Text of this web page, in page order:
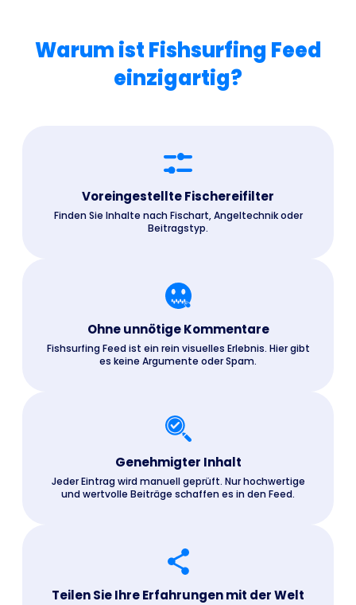
Warum ist Fishsurfing Feed
einzigartig?
Voreingestellte Fischereifilter
Finden Sie Inhalte nach Fischart, Angeltechnik oder
Beitragstyp.
Ohne unnötige Kommentare
Fishsurfing Feed ist ein rein visuelles Erlebnis. Hier gibt
es keine Argumente oder Spam.
Genehmigter Inhalt
Jeder Eintrag wird manuell geprüft. Nur hochwertige
und wertvolle Beiträge schaffen es in den Feed.
Teilen Sie Ihre Erfahrungen mit der Welt